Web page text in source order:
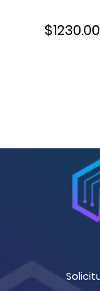
$1230.00